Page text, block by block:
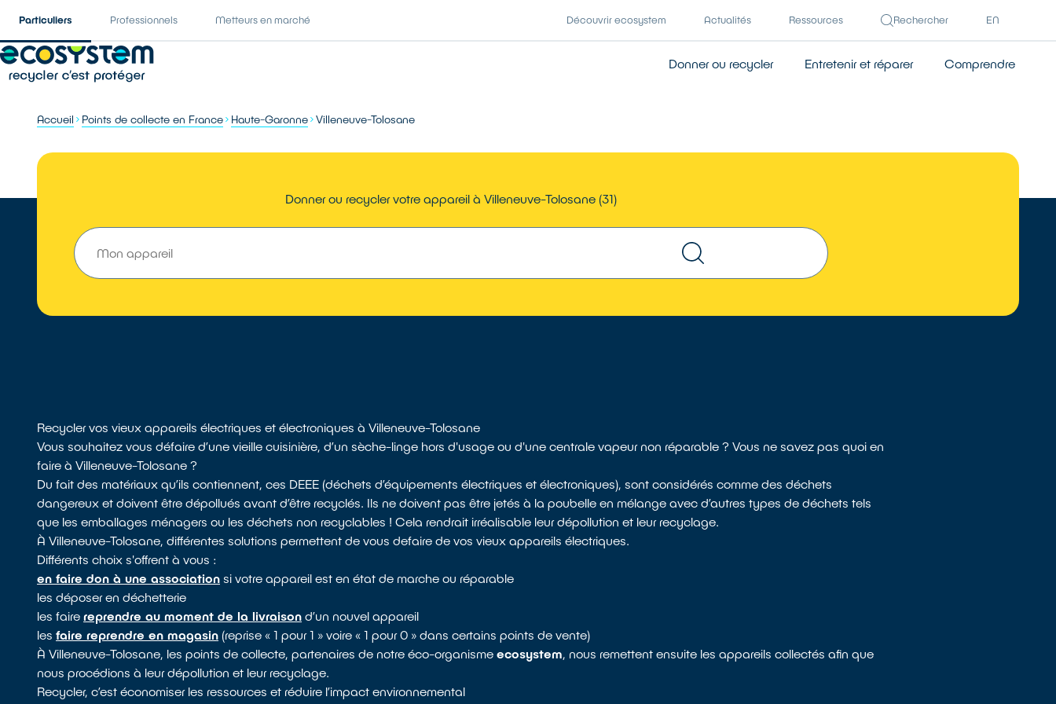
Particuliers Professionnels Metteurs en marché Découvrir ecosystem Actualités Ressources Rechercher EN
Donner ou recycler Entretenir et réparer Comprendre
Accueil Points de collecte en France Haute-Garonne Villeneuve-Tolosane
Donner ou recycler votre appareil à Villeneuve-Tolosane (31)
Recycler vos vieux appareils électriques et électroniques à Villeneuve-Tolosane
Vous souhaitez vous défaire d’une vieille cuisinière, d’un sèche-linge hors d'usage ou d'une centrale vapeur non réparable ? Vous ne savez pas quoi en
faire à Villeneuve-Tolosane ?
Du fait des matériaux qu’ils contiennent, ces DEEE (déchets d’équipements électriques et électroniques), sont considérés comme des déchets
dangereux et doivent être dépollués avant d’être recyclés. Ils ne doivent pas être jetés à la poubelle en mélange avec d’autres types de déchets tels
que les emballages ménagers ou les déchets non recyclables ! Cela rendrait irréalisable leur dépollution et leur recyclage.
À Villeneuve-Tolosane, différentes solutions permettent de vous defaire de vos vieux appareils électriques.
Différents choix s'offrent à vous :
en faire don à une association si votre appareil est en état de marche ou réparable
les déposer en déchetterie
les fairereprendre au moment de la livraison d’un nouvel appareil
lesfaire reprendre en magasin (reprise « 1 pour 1 » voire « 1 pour 0 » dans certains points de vente)
À Villeneuve-Tolosane, les points de collecte, partenaires de notre éco-organismeecosystem, nous remettent ensuite les appareils collectés afin que
nous procédions à leur dépollution et leur recyclage.
Recycler, c’est économiser les ressources et réduire l’impact environnemental